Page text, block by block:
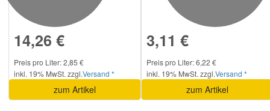
14,26 €
Preis pro Liter: 2,85 €
inkl. 19% MwSt. zzgl.Versand *
zum Artikel
3,11 €
Preis pro Liter: 6,22 €
inkl. 19% MwSt. zzgl.Versand *
zum Artikel